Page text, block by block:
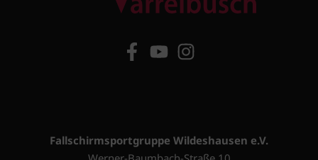
Fallschirmsportgruppe Wildeshausen e.V.